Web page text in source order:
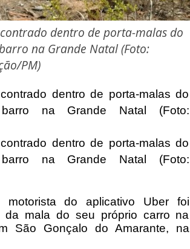
dentro de porta-malas do
na Grande Natal (Foto:
PM)
dentro de porta-malas do
na Grande Natal (Foto:
dentro de porta-malas do
na Grande Natal (Foto:
do aplicativo Uber foi
da mala do seu próprio carro na
São Gonçalo do Amarante, na